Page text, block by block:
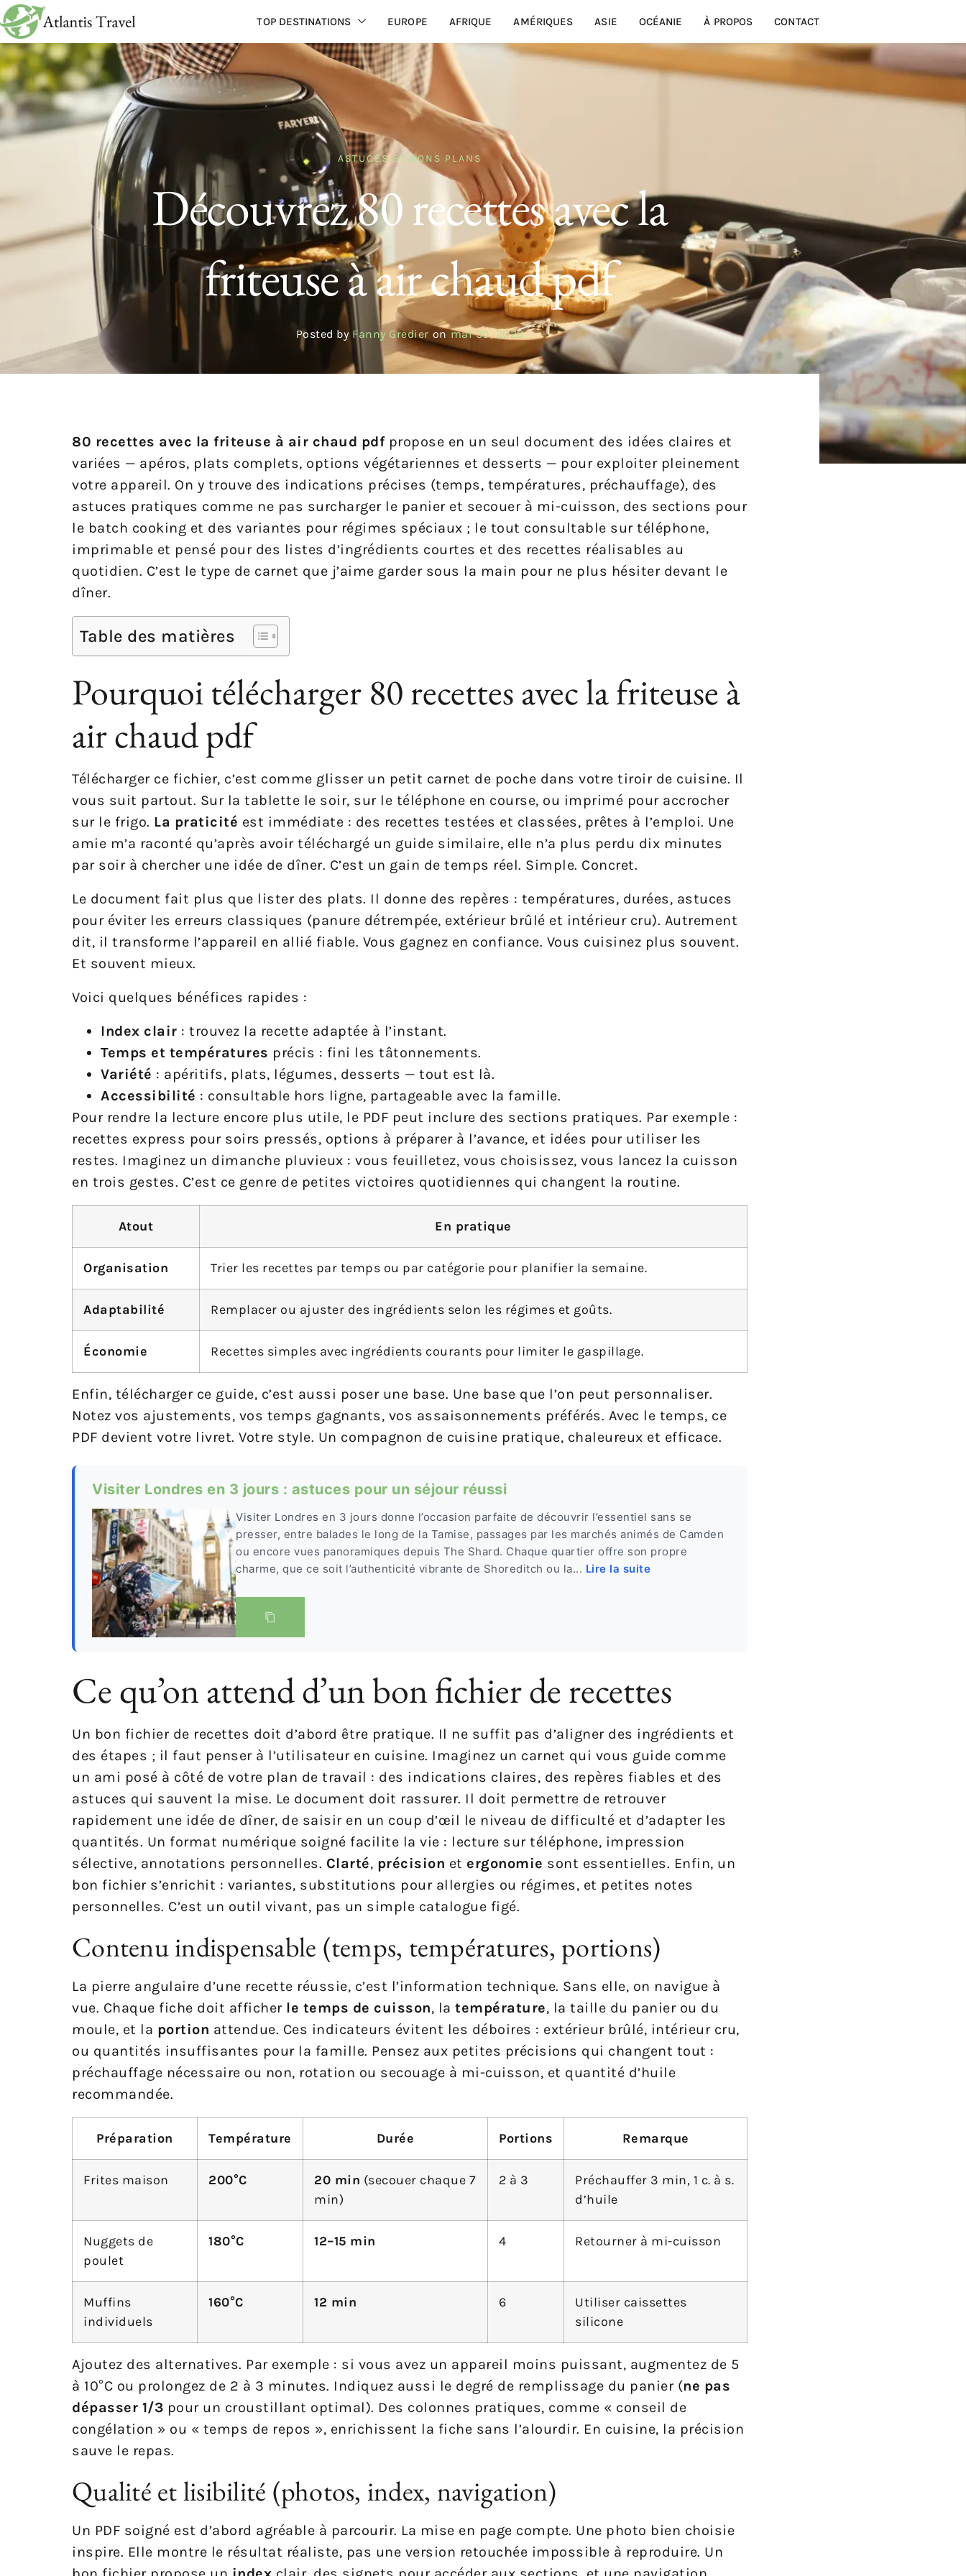
TOP DESTINATIONS EUROPE AFRIQUE AMÉRIQUES ASIE OCÉANIE À PROPOS CONTACT
ASTUCES ET BONS PLANS
Découvrez 80 recettes avec la
friteuse à air chaud pdf
Posted by Fanny Gredier on mai 30, 2026
80 recettes avec la friteuse à air chaud pdfpropose en un seul document des idées claires et
variées — apéros, plats complets, options végétariennes et desserts — pour exploiter pleinement
votre appareil. On y trouve des indications précises (temps, températures, préchauffage), des
astuces pratiques comme ne pas surcharger le panier et secouer à mi-cuisson, des sections pour
le batch cooking et des variantes pour régimes spéciaux ; le tout consultable sur téléphone,
imprimable et pensé pour des listes d’ingrédients courtes et des recettes réalisables au
quotidien. C’est le type de carnet que j’aime garder sous la main pour ne plus hésiter devant le
dîner.
Table des matières
Pourquoi télécharger 80 recettes avec la friteuse à
air chaud pdf
Télécharger ce fichier, c’est comme glisser un petit carnet de poche dans votre tiroir de cuisine. Il
vous suit partout. Sur la tablette le soir, sur le téléphone en course, ou imprimé pour accrocher
sur le frigo. La praticité est immédiate : des recettes testées et classées, prêtes à l’emploi. Une
amie m’a raconté qu’après avoir téléchargé un guide similaire, elle n’a plus perdu dix minutes
par soir à chercher une idée de dîner. C’est un gain de temps réel. Simple. Concret.
Le document fait plus que lister des plats. Il donne des repères : températures, durées, astuces
pour éviter les erreurs classiques (panure détrempée, extérieur brûlé et intérieur cru). Autrement
dit, il transforme l’appareil en allié fiable. Vous gagnez en confiance. Vous cuisinez plus souvent.
Et souvent mieux.
Voici quelques bénéfices rapides :
Index clair : trouvez la recette adaptée à l’instant.
Temps et températures précis : fini les tâtonnements.
Variété : apéritifs, plats, légumes, desserts — tout est là.
Accessibilité : consultable hors ligne, partageable avec la famille.
Pour rendre la lecture encore plus utile, le PDF peut inclure des sections pratiques. Par exemple :
recettes express pour soirs pressés, options à préparer à l’avance, et idées pour utiliser les
restes. Imaginez un dimanche pluvieux : vous feuilletez, vous choisissez, vous lancez la cuisson
en trois gestes. C’est ce genre de petites victoires quotidiennes qui changent la routine.
Atout En pratique
Organisation Trier les recettes par temps ou par catégorie pour planifier la semaine.
Adaptabilité Remplacer ou ajuster des ingrédients selon les régimes et goûts.
Économie Recettes simples avec ingrédients courants pour limiter le gaspillage.
Enfin, télécharger ce guide, c’est aussi poser une base. Une base que l’on peut personnaliser.
Notez vos ajustements, vos temps gagnants, vos assaisonnements préférés. Avec le temps, ce
PDF devient votre livret. Votre style. Un compagnon de cuisine pratique, chaleureux et efficace.
Visiter Londres en 3 jours : astuces pour un séjour réussi
Visiter Londres en 3 jours donne l’occasion parfaite de découvrir l’essentiel sans se
presser, entre balades le long de la Tamise, passages par les marchés animés de Camden
ou encore vues panoramiques depuis The Shard. Chaque quartier offre son propre
charme, que ce soit l’authenticité vibrante de Shoreditch ou la... Lire la suite
Ce qu’on attend d’un bon fichier de recettes
Un bon fichier de recettes doit d’abord être pratique. Il ne suffit pas d’aligner des ingrédients et
des étapes ; il faut penser à l’utilisateur en cuisine. Imaginez un carnet qui vous guide comme
un ami posé à côté de votre plan de travail : des indications claires, des repères fiables et des
astuces qui sauvent la mise. Le document doit rassurer. Il doit permettre de retrouver
rapidement une idée de dîner, de saisir en un coup d’œil le niveau de difficulté et d’adapter les
quantités. Un format numérique soigné facilite la vie : lecture sur téléphone, impression
sélective, annotations personnelles. Clarté, précision et ergonomie sont essentielles. Enfin, un
bon fichier s’enrichit : variantes, substitutions pour allergies ou régimes, et petites notes
personnelles. C’est un outil vivant, pas un simple catalogue figé.
Contenu indispensable (temps, températures, portions)
La pierre angulaire d’une recette réussie, c’est l’information technique. Sans elle, on navigue à
vue. Chaque fiche doit afficher le temps de cuisson, la température, la taille du panier ou du
moule, et la portion attendue. Ces indicateurs évitent les déboires : extérieur brûlé, intérieur cru,
ou quantités insuffisantes pour la famille. Pensez aux petites précisions qui changent tout :
préchauffage nécessaire ou non, rotation ou secouage à mi-cuisson, et quantité d’huile
recommandée.
Préparation Température Durée Portions Remarque
Frites maison 200°C 20 min (secouer chaque 7
min)
2 à 3
Préchauffer 3 min, 1 c. à s.
d’huile
Nuggets de
poulet
180°C 12–15 min 4 Retourner à mi-cuisson
Muffins
individuels
160°C 12 min 6
Utiliser caissettes
silicone
Ajoutez des alternatives. Par exemple : si vous avez un appareil moins puissant, augmentez de 5
à 10°C ou prolongez de 2 à 3 minutes. Indiquez aussi le degré de remplissage du panier (ne pas
dépasser 1/3 pour un croustillant optimal). Des colonnes pratiques, comme « conseil de
congélation » ou « temps de repos », enrichissent la fiche sans l’alourdir. En cuisine, la précision
sauve le repas.
Qualité et lisibilité (photos, index, navigation)
Un PDF soigné est d’abord agréable à parcourir. La mise en page compte. Une photo bien choisie
inspire. Elle montre le résultat réaliste, pas une version retouchée impossible à reproduire. Un